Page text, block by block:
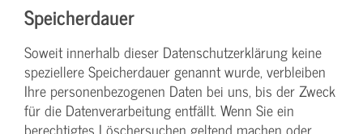
Speicherdauer
Soweit innerhalb dieser Datenschutzerklärung keine
speziellere Speicherdauer genannt wurde, verbleiben
Ihre personenbezogenen Daten bei uns, bis der Zweck
für die Datenverarbeitung entfällt. Wenn Sie ein